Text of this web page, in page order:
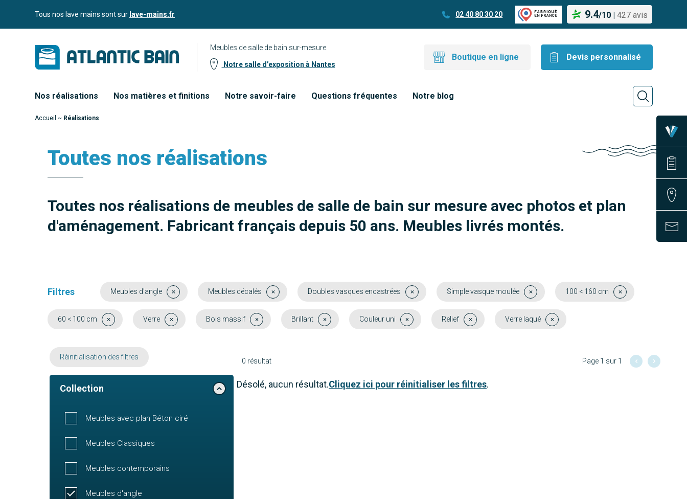
Aller auTous nos lave mains sont sur lave-mains.fr 02 40 80 30 20 9.4/10 | 427 avis
Meubles de salle de bain sur-mesure.
Notre salle d’exposition à Nantes
Boutique en ligne Devis personnalisé
Nos réalisations Nos matières et finitions Notre savoir-faire Questions fréquentes Notre blog
Accueil ~ Réalisations
Toutes nos réalisations
Toutes nos réalisations de meubles de salle de bain sur mesure avec photos et plan
d'aménagement. Fabricant français depuis 50 ans. Meubles livrés montés.
Filtres Meubles d'angle Meubles décalés Doubles vasques encastrées Simple vasque moulée 100 < 160 cm
60 < 100 cm Verre Bois massif Brillant Couleur uni Relief Verre laqué
Réinitialisation des filtres
Collection
Meubles avec plan Béton ciré
Meubles Classiques
Meubles contemporains
Meubles d'angle
0 résultat Page 1 sur 1
Désolé, aucun résultat.Cliquez ici pour réinitialiser les filtres.